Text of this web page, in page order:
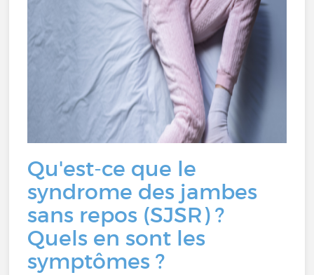
Qu'est-ce que le
syndrome des jambes
sans repos (SJSR) ?
Quels en sont les
symptômes ?